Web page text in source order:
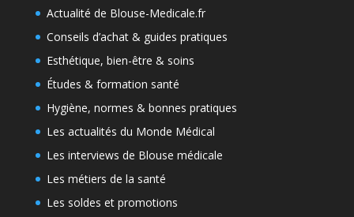
Actualité de Blouse-Medicale.fr
Conseils d’achat & guides pratiques
Esthétique, bien-être & soins
Études & formation santé
Hygiène, normes & bonnes pratiques
Les actualités du Monde Médical
Les interviews de Blouse médicale
Les métiers de la santé
Les soldes et promotions